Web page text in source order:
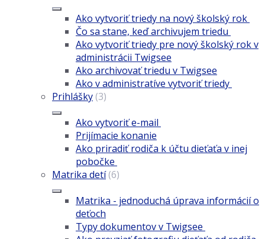
Ako vytvoriť triedy na nový školský rok
Čo sa stane, keď archivujem triedu
Ako vytvoriť triedy pre nový školský rok v
administrácii Twigsee
Ako archivovať triedu v Twigsee
Ako v administratíve vytvoriť triedy
Prihlášky (3)
Ako vytvoriť e-mail
Prijímacie konanie
Ako priradiť rodiča k účtu dieťaťa v inej
pobočke
Matrika detí (6)
Matrika - jednoduchá úprava informácií o
deťoch
Typy dokumentov v Twigsee